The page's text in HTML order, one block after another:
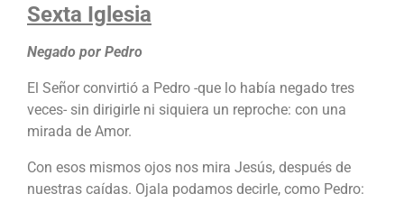
Sexta Iglesia
Negado por Pedro
El Señor convirtió a Pedro -que lo había negado tres
veces- sin dirigirle ni siquiera un reproche: con una
mirada de Amor.
Con esos mismos ojos nos mira Jesús, después de
nuestras caídas. Ojala podamos decirle, como Pedro: